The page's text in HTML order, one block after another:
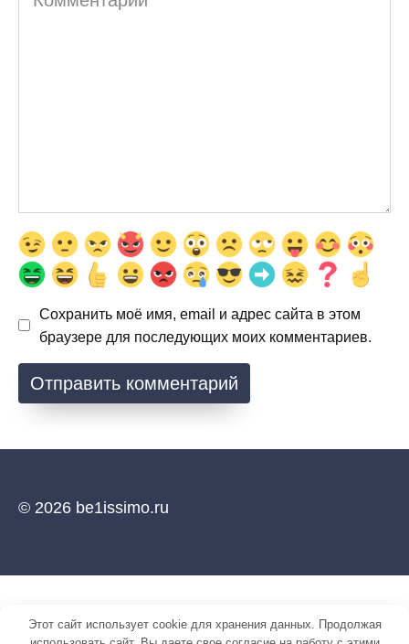
Сохранить моё имя, email и адрес сайта в этом
браузере для последующих моих комментариев.
© 2026 be1issimo.ru
Этот сайт использует cookie для хранения данных. Продолжая